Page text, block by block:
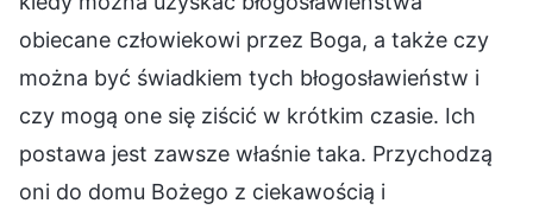
obiecane człowiekowi przez Boga, a także czy
można być świadkiem tych błogosławieństw i
czy mogą one się ziścić w krótkim czasie. Ich
postawa jest zawsze właśnie taka. Przychodzą
oni do domu Bożego z ciekawością i